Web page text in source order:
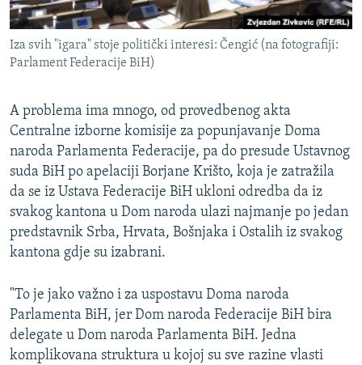
Iza svih "igara" stoje politički interesi: Čengić (na fotografiji:
Parlament Federacije BiH)
A problema ima mnogo, od provedbenog akta
Centralne izborne komisije za popunjavanje Doma
naroda Parlamenta Federacije, pa do presude Ustavnog
suda BiH po apelaciji Borjane Krišto, koja je zatražila
da se iz Ustava Federacije BiH ukloni odredba da iz
svakog kantona u Dom naroda ulazi najmanje po jedan
predstavnik Srba, Hrvata, Bošnjaka i Ostalih iz svakog
kantona gdje su izabrani.
"To je jako važno i za uspostavu Doma naroda
Parlamenta BiH, jer Dom naroda Federacije BiH bira
delegate u Dom naroda Parlamenta BiH. Jedna
komplikovana struktura u kojoj su sve razine vlasti